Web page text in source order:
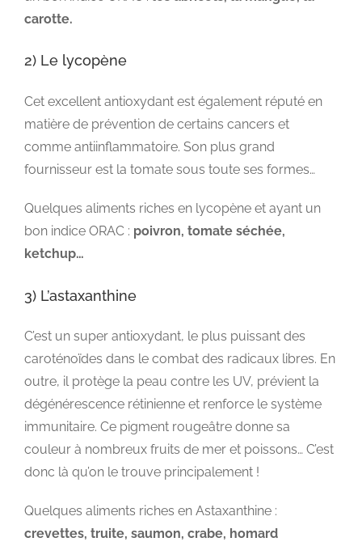
carotte.
2) Le lycopène
Cet excellent antioxydant est également réputé en
matière de prévention de certains cancers et
comme antiinflammatoire. Son plus grand
fournisseur est la tomate sous toute ses formes…
Quelques aliments riches en lycopène et ayant un
bon indice ORAC : poivron, tomate séchée,
ketchup…
3) L’astaxanthine
C’est un super antioxydant, le plus puissant des
caroténoïdes dans le combat des radicaux libres. En
outre, il protège la peau contre les UV, prévient la
dégénérescence rétinienne et renforce le système
immunitaire. Ce pigment rougeâtre donne sa
couleur à nombreux fruits de mer et poissons… C’est
donc là qu’on le trouve principalement !
Quelques aliments riches en Astaxanthine :
crevettes, truite, saumon, crabe, homard